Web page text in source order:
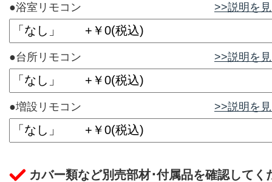
●浴室リモコン >>説明を
●台所リモコン >>説明を
●増設リモコン >>説明を
カバー類など別売部材･付属品を確認してく